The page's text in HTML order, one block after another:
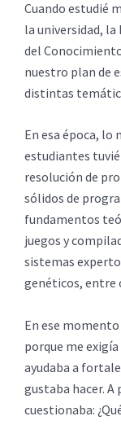
Cuando estudié
la universidad,
del
nuestro plan de
distintas
En esa época,
estudiantes
resolución de
sólidos de
fundamentos
juegos y
sistemas
genéticos, entre
En ese
porque me
ayudaba a
gustaba hacer. A
cuestionaba: